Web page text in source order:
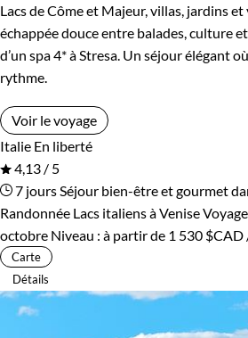
Lacs de Côme et Majeur, villas, jardins
échappée douce entre balades, culture
d’un spa 4* à Stresa. Un séjour élégant
rythme.
Voir le voyage
Italie En liberté
4,13 / 5
7 jours Séjour bien-être et gourmet
Randonnée Lacs italiens à Venise
octobre Niveau : à partir de 1 530 $CAD
Carte
Détails